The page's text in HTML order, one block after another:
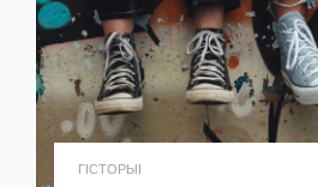
ГІСТОРЫІ